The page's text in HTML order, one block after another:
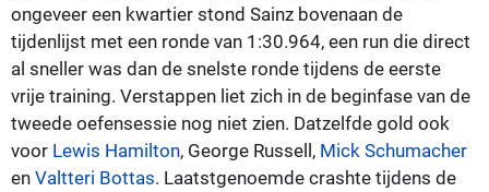
ongeveer een kwartier stond Sainz bovenaan de
tijdenlijst met een ronde van 1:30.964, een run die direct
al sneller was dan de snelste ronde tijdens de eerste
vrije training. Verstappen liet zich in de beginfase van de
tweede oefensessie nog niet zien. Datzelfde gold ook
voor Lewis Hamilton, George Russell, Mick Schumacher
en Valtteri Bottas. Laatstgenoemde crashte tijdens de